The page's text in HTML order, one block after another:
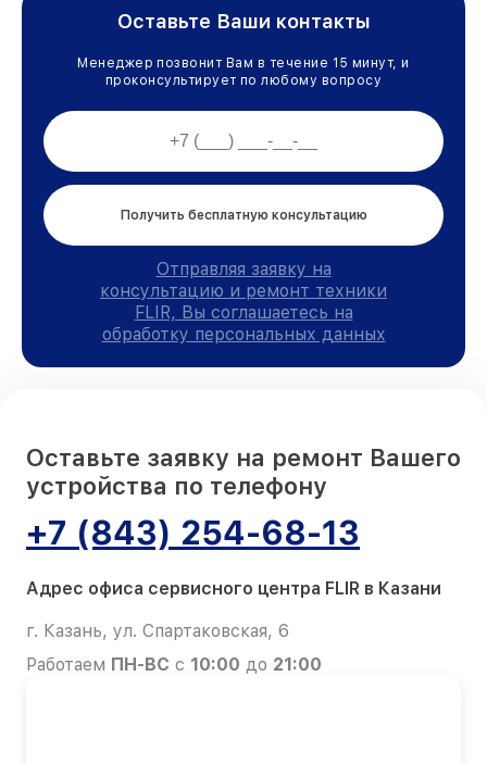
Оставьте Ваши контакты
Менеджер позвонит Вам в течение 15 минут, и
проконсультирует по любому вопросу
Получить бесплатную консультацию
Отправляя заявку на
консультацию и ремонт техники
FLIR, Вы соглашаетесь на
обработку персональных данных
Оставьте заявку на ремонт Вашего
устройства по телефону
+7 (843) 254-68-13
Адрес офиса сервисного центра FLIR в Казани
г. Казань, ул. Спартаковская, 6
Работаем ПН-ВС с 10:00 до 21:00